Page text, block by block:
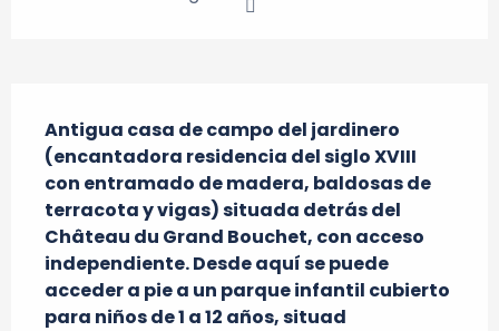
Antigua casa de campo del jardinero
(encantadora residencia del siglo XVIII
con entramado de madera, baldosas de
terracota y vigas) situada detrás del
Château du Grand Bouchet, con acceso
independiente. Desde aquí se puede
acceder a pie a un parque infantil cubierto
para niños de 1 a 12 años, situad